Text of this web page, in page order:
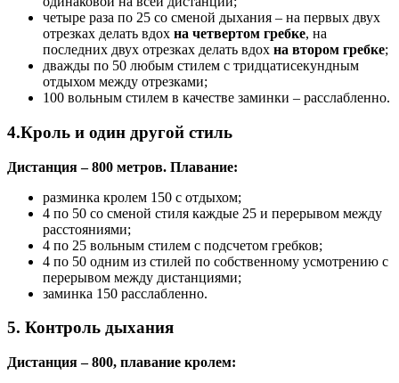
четыре раза по 25 со сменой дыхания – на первых двух
отрезках делать вдох на четвертом гребке, на
последних двух отрезках делать вдох на втором гребке;
дважды по 50 любым стилем с тридцатисекундным
отдыхом между отрезками;
100 вольным стилем в качестве заминки – расслабленно.
4.Кроль и один другой стиль
Дистанция – 800 метров. Плавание:
разминка кролем 150 с отдыхом;
4 по 50 со сменой стиля каждые 25 и перерывом между
расстояниями;
4 по 25 вольным стилем с подсчетом гребков;
4 по 50 одним из стилей по собственному усмотрению с
перерывом между дистанциями;
заминка 150 расслабленно.
5. Контроль дыхания
Дистанция – 800, плавание кролем: